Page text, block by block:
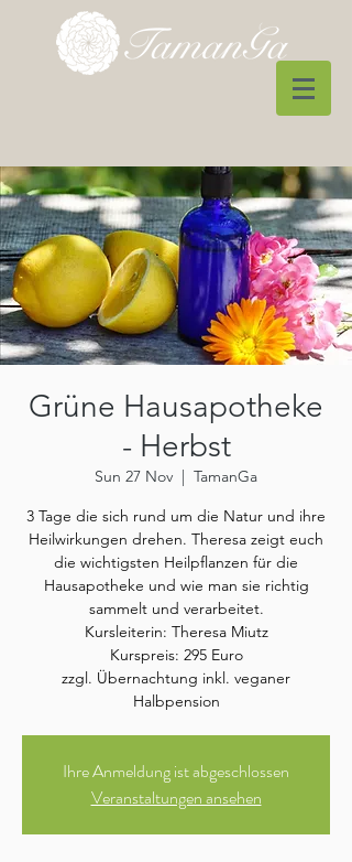
Grüne Hausapotheke
- Herbst
Sun 27 Nov
  |
TamanGa
3 Tage die sich rund um die Natur und ihre
Heilwirkungen drehen. Theresa zeigt euch
die wichtigsten Heilpflanzen für die
Hausapotheke und wie man sie richtig
sammelt und verarbeitet.
Kursleiterin: Theresa Miutz
Kurspreis: 295 Euro
zzgl. Übernachtung inkl. veganer
Halbpension
Ihre Anmeldung ist abgeschlossen
Veranstaltungen ansehen